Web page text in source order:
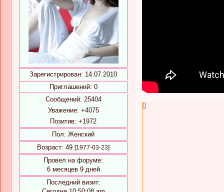
Зарегистрирован: 14.07.2010
Приглашений: 0
Сообщений: 25404
Уважение: +4075
Позитив: +1972
Пол: Женский
Возраст: 49 [1977-03-23]
Провел на форуме:
6 месяцев 9 дней
Последний визит:
0